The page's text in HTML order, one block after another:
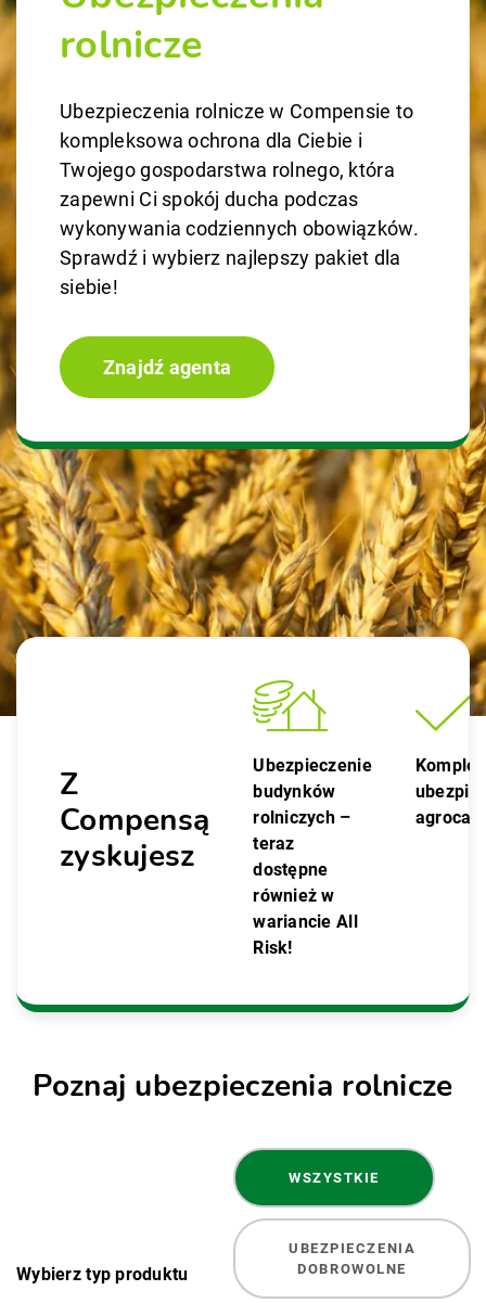
rolnicze
Ubezpieczenia rolnicze w Compensie to
kompleksowa ochrona dla Ciebie i
Twojego gospodarstwa rolnego, która
zapewni Ci spokój ducha podczas
wykonywania codziennych obowiązków.
Sprawdź i wybierz najlepszy pakiet dla
siebie!
Znajdź agenta
Z
Compensą
zyskujesz
Ubezpieczenie
budynków
rolniczych –
teraz
dostępne
również w
wariancie All
Risk!
Poznaj ubezpieczenia rolnicze
Wybierz typ produktu
WSZYSTKIE
UBEZPIECZENIA
DOBROWOLNE